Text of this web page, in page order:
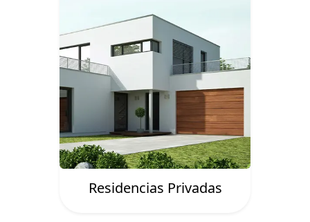
Residencias Privadas